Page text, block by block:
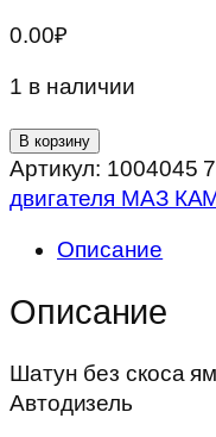
0.00₽
1 в наличии
Количество
товара
Шатун
скоса
с
Автодизель
В корзину
Артикул: 1004045
двигателя МАЗ
Описание
Описание
Шатун без скоса
Автодизель